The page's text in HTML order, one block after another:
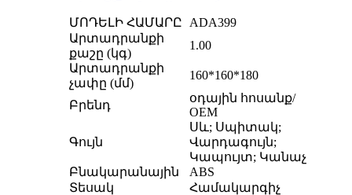
ՄՈԴԵԼԻ ՀԱՄԱՐԸ
ADA399
Արտադրանքի
քաշը (կգ)
1.00
Արտադրանքի
չափը (մմ)
160*160*180
Բրենդ
օդային հոսանք/
OEM
Գույն
Սև; Սպիտակ;
Վարդագույն;
Կապույտ; Կանաչ
Բնակարանային
ABS
Տեսակ
Համակարգիչ